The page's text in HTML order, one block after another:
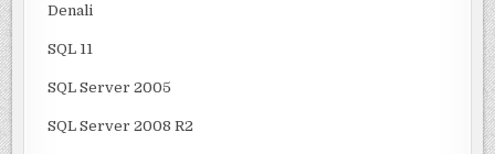
Denali
SQL 11
SQL Server 2005
SQL Server 2008 R2